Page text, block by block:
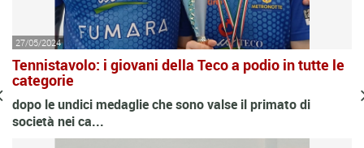
27/05/2024
Tennistavolo: i giovani della Teco a podio in tutte le
categorie
dopo le undici medaglie che sono valse il primato di
società nei ca...